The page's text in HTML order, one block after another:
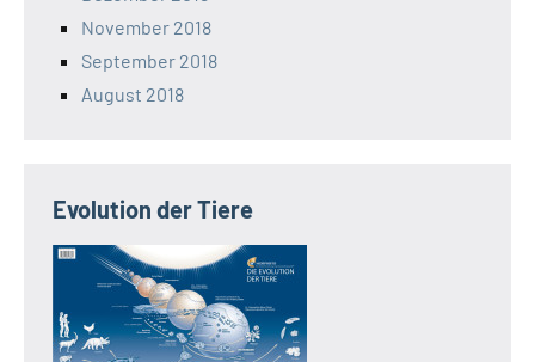
November 2018
September 2018
August 2018
Evolution der Tiere